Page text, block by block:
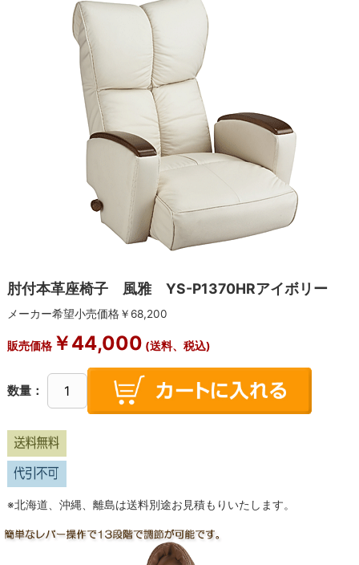
肘付本革座椅子 風雅 YS-P1370HRアイボリー
メーカー希望小売価格￥68,200
販売価格￥44,000 (送料、税込)
数量：
※北海道、沖縄、離島は送料別途お見積もりいたします。